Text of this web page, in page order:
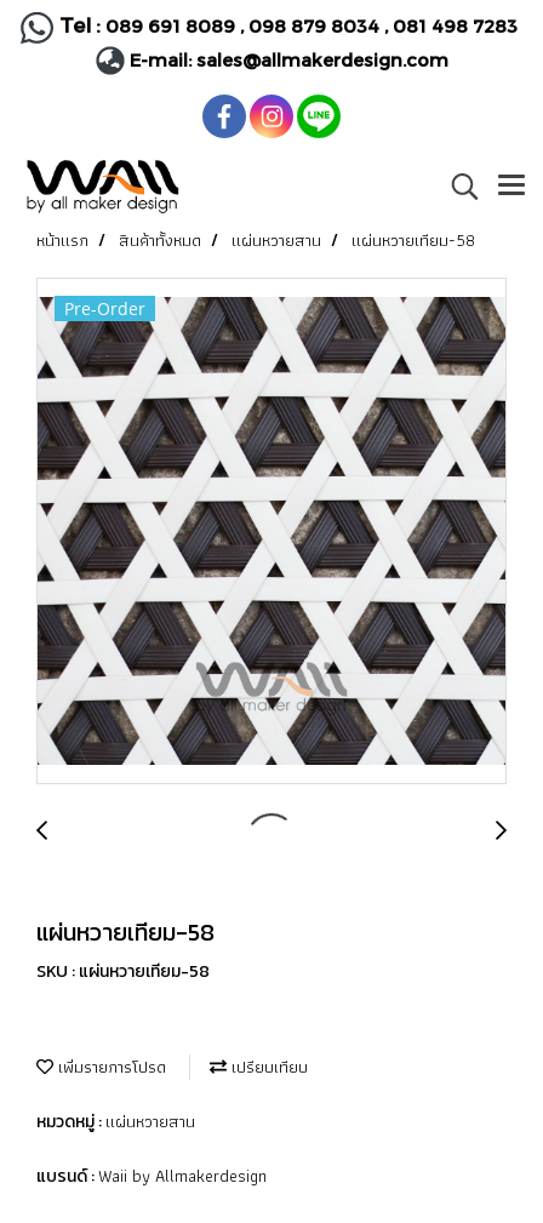
Tel : 089 691 8089, 098 879 8034 , 081 498 7283
E-mail:sales@allmakerdesign.com
หน้าแรก สินค้าทั้งหมด แผ่นหวายสาน แผ่นหวายเทียม-58
Pre-Order
แผ่นหวายเทียม-58
SKU : แผ่นหวายเทียม-58
เพิ่มรายการโปรด เปรียบเทียบ
หมวดหมู่ :แผ่นหวายสาน
แบรนด์ :Waii by Allmakerdesign